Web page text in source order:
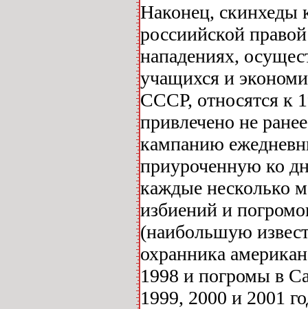
Наконец, скинхеды
россиийской
нападениях,
учащихся и
СССР, относятся к
привлечено не
кампанию
приуроченную ко
каждые несколько
избиений и
(наибольшую
охранника
1998 и погромы в
1999, 2000 и 2001